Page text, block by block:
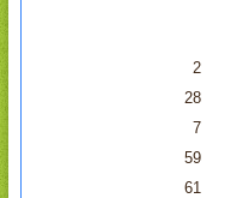
2
28
7
59
61